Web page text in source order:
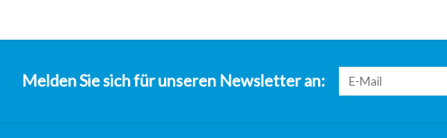
Melden Sie sich für unseren Newsletter an: